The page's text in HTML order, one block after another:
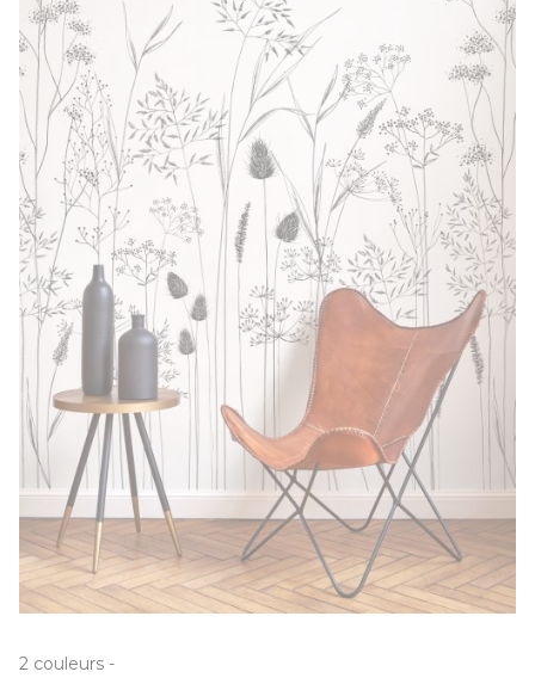
2 couleurs -